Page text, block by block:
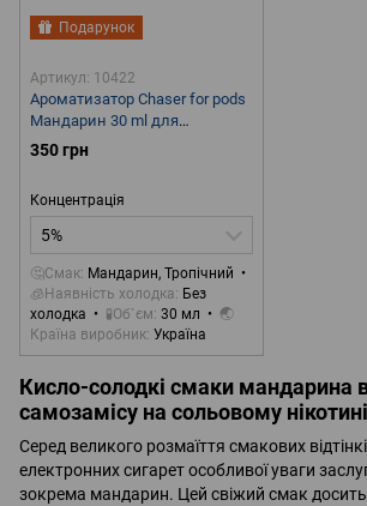
Подарунок
Артикул: 10422
Ароматизатор Chaser for pods
Мандарин 30 ml для
самозамісу
350 грн
Концентрація
5%
🤔Смак Мандарин, Тропічний
🧊Наявність холодка Без
холодка
🧪Об`єм 30 мл
🌏
Країна виробник Україна
Кисло-солодкі смаки мандарина
самозамісу на сольовому нікотині
Серед великого розмаїття смакових
електронних сигарет особливої уваги
зокрема мандарин. Цей свіжий смак